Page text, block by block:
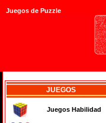
Juegos de Puzzle
JUEGOS
Juegos Habilidad